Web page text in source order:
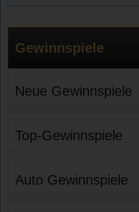
Gewinnspiele
Neue Gewinnspiele
Top-Gewinnspiele
Auto Gewinnspiele